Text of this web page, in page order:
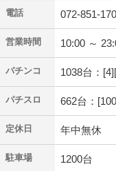
電話 072-851-
営業時間 10:00 ～
パチンコ 1038台：
パチスロ 662台：
定休日 年中無休
駐車場 1200台